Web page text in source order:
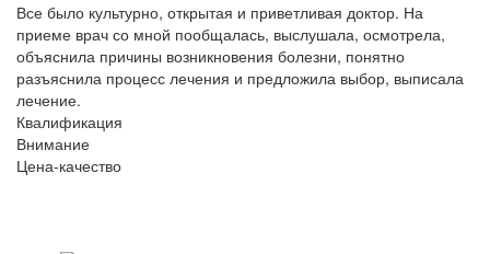
Все было культурно, открытая и приветливая доктор. На
приеме врач со мной пообщалась, выслушала, осмотрела,
объяснила причины возникновения болезни, понятно
разъяснила процесс лечения и предложила выбор, выписала
лечение.
Квалификация
Внимание
Цена-качество